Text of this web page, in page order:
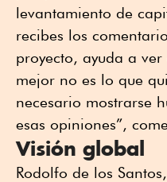
levantamiento de
recibes los
proyecto, ayuda a
mejor no es lo que
necesario mostrarse
esas opiniones”,
Visión global
Rodolfo de los